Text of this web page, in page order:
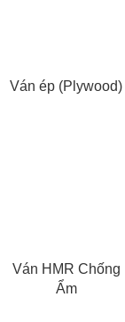
Ván ép (Plywood)
Ván HMR Chống
Ẩm